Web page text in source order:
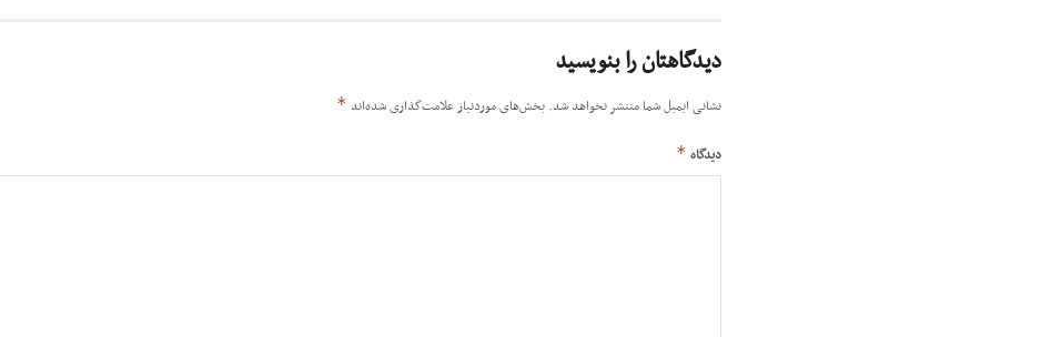
دیدگاهتان را بنویسید
نشانی ایمیل شما منتشر نخواهد شد. بخش‌های موردنیاز علامت‌گذاری شده‌اند *
دیدگاه *